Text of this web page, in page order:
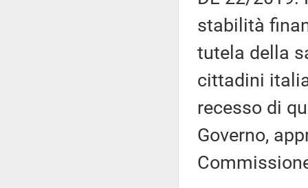
stabilità
tutela della
cittadini
recesso di
Governo,